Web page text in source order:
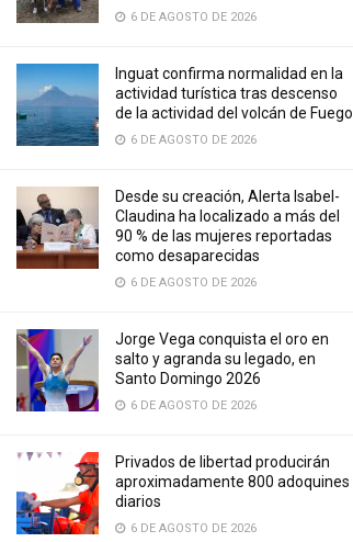
6 DE AGOSTO DE 2026
Inguat confirma normalidad en la
actividad turística tras descenso
de la actividad del volcán de Fuego
6 DE AGOSTO DE 2026
Desde su creación, Alerta Isabel-
Claudina ha localizado a más del
90 % de las mujeres reportadas
como desaparecidas
6 DE AGOSTO DE 2026
Jorge Vega conquista el oro en
salto y agranda su legado, en
Santo Domingo 2026
6 DE AGOSTO DE 2026
Privados de libertad producirán
aproximadamente 800 adoquines
diarios
6 DE AGOSTO DE 2026